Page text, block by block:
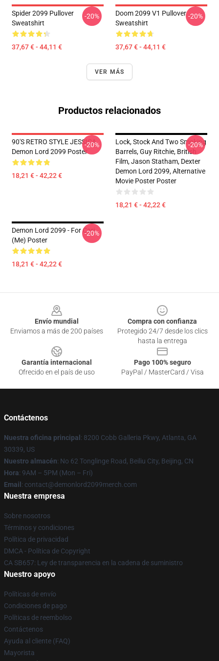
Spider 2099 Pullover
Sweatshirt
37,67 € - 44,11 €
-20%
Doom 2099 V1 Pullover
Sweatshirt
37,67 € - 44,11 €
-20%
VER MÁS
Productos relacionados
90'S RETRO STYLE JESSICA
Demon Lord 2099 Poster
18,21 € - 42,22 €
-20%
Lock, Stock And Two Smoking
Barrels, Guy Ritchie, British
Film, Jason Statham, Dexter
Demon Lord 2099, Alternative
Movie Poster Poster
18,21 € - 42,22 €
-20%
Demon Lord 2099 - For Cari
(me) Poster
18,21 € - 42,22 €
-20%
Envío mundial
Enviamos a más de 200 países
Compra con confianza
Protegido 24/7 desde los clics
hasta la entrega
Garantía internacional
Ofrecido en el país de uso
Pago 100% seguro
PayPal / MasterCard / Visa
Contáctenos
Nuestra oficina principal : 8200 Cobb Galleria Pkwy, Atlanta, GA
30339, US
Nuestro almacén: No 62 Tonglinge Road, Beiliu City, Beijing, CN
Hora: 9AM – 5PM (Mon – Fri)
Email : contact@demonlord2099merch.com
Nuestra empresa
Sobre nosotros
Términos y condiciones
Política de privacidad
DMCA - Política de Copyright
CA SB657: Ley de transparencia en la cadena de suministro
Nuestro apoyo
Políticas de envío
Condiciones de pago
Políticas de reembolso
Contáctenos
Ayuda al cliente (FAQ)
Mayorista